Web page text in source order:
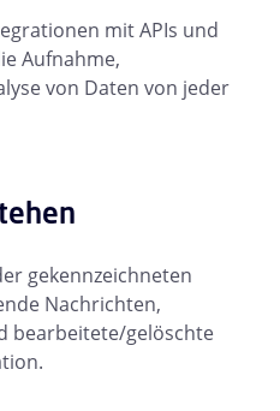
mit APIs und
Aufnahme,
von Daten von jeder
gekennzeichneten
Nachrichten,
bearbeitete/gelöschte